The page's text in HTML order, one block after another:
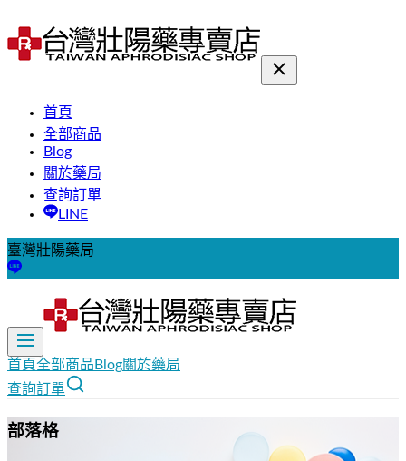
首頁
全部商品
Blog
關於藥局
查詢訂單
LINE
臺灣壯陽藥局
首頁全部商品 Blog關於藥局
查詢訂單
部落格